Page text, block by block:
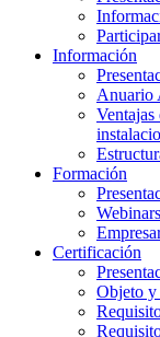
Información
Anuario
Ventajas
Formación
Webinars
Certificación
Objeto y